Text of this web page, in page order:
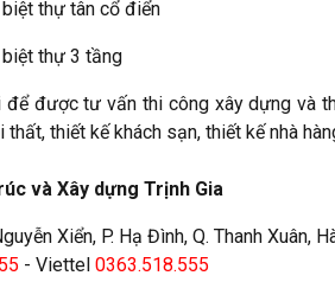
để được tư vấn thi công xây dựng và
thiết kế khách sạn, thiết kế nhà
và Xây dựng Trịnh Gia
Xiển, P. Hạ Đình, Q. Thanh Xuân,
- Viettel 0363.518.555